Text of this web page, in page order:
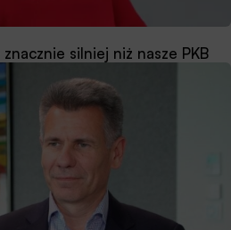
silniej niż nasze PKB